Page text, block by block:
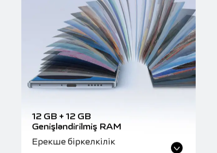
12 GB + 12 GB
Genişləndirilmiş RAM
Ерекше біркелкілік